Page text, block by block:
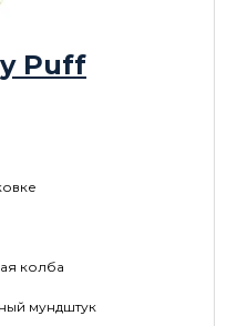
Puff
колба
мундштук